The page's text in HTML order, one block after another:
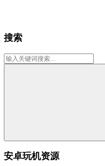
搜索
安卓玩机资源